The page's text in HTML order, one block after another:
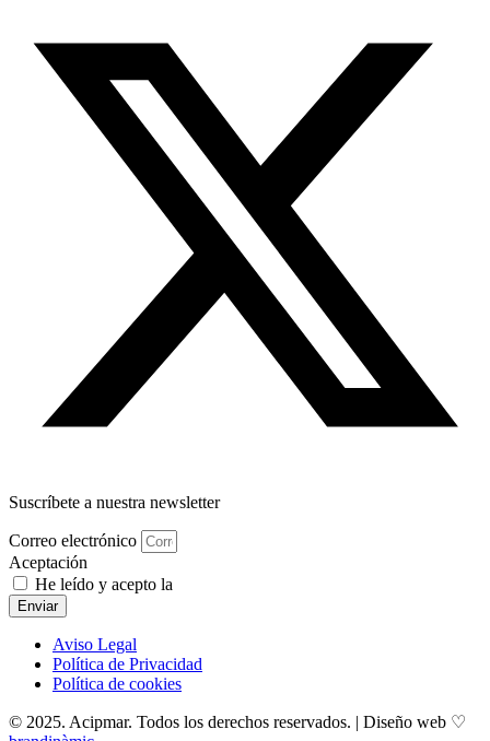
Suscríbete a nuestra newsletter
Correo electrónico
Aceptación
He leído y acepto la
Enviar
Aviso Legal
Política de Privacidad
Política de cookies
© 2025. Acipmar. Todos los derechos reservados. | Diseño web ♡